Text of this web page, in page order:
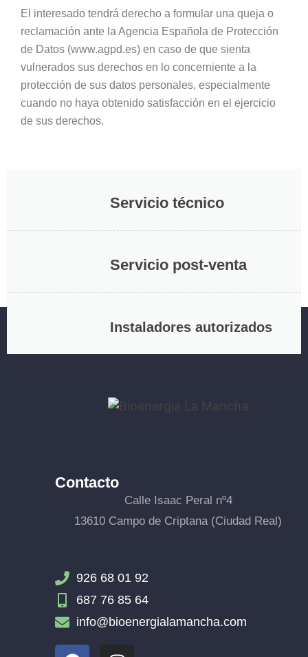
El interesado tendrá derecho a formular una queja o
reclamación ante la Agencia Española de Protección
de Datos (www.agpd.es) en caso de que sienta
vulnerados sus derechos en lo concerniente a la
protección de sus datos personales, especialmente
cuando no haya obtenido satisfacción en el ejercicio
de sus derechos.
Servicio técnico
Servicio post-venta
Instaladores autorizados
Contacto
Calle Isaac Peral nº4
13610 Campo de Criptana (Ciudad Real)
926 68 01 92
687 76 85 64
info@bioenergialamancha.com